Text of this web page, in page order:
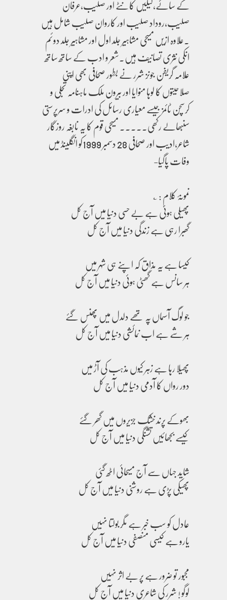
کے سائے،کیلیں کانٹے اور صلیب،عرفان
صلیب،روداد صلیب اور کاروان صلیب شامل ہیں
۔علاوہ ازیں مسیحی مشاہیر جلد اول اور مشاہیر جلد دوئم
انکی نثری تصانیف ہیں۔شعر و ادب کے ساتھ ساتھ
علامہ گریفن جونز شرر نے بطور صحافی بھی اپنی
صلاحیتوں کا لوہا منوایا اور بیرون ملک ماہنامہ تجلی و
کرسچن ٹائمز جیسے معیاری رسائل کی ادرات و سرپرستی
سنبھالے رکھی۔۔۔۔۔ مسیحی قوم کا یہ نابغہ روزگار
شاعر،ادیب اور صحافی 28 دسمبر 1999کو انگلینڈ میں
وفات پاگیا-
نمونۂ کلام : ؎
پھیلی ہوئی ہے بے حسی دنیا میں آج کل
گھبرا رہی ہے زندگی دنیا میں آج کل
کیسا ہے یہ مذاق کہ اپنے ہی شہر میں
ہر سانس ہے گھٹی ہوئی دنیا میں آج کل
جو لوگ آسماں پہ تھے دلدل میں پھنس گئے
ہر شے ہے اب نمائشی دنیا میں آج کل
پھیلا رہا ہے زہر کیوں مذہب کی آڑ میں
دور رواں کا آدمی دنیا میں آج کل
بھوکے پرند خشک جزیروں میں گھر گئے
کیسے بجھائیں تشنگی دنیا میں آج کل
شاید جہاں سے آج مسیحائی اٹھ گئی
پھیکی پڑی ہے روشنی دنیا میں آج کل
عادل کو سب خبر ہے مگر بولتا نہیں
یارو ہے کیسی منصفی دنیا میں آج کل
مجبور تو ضرور ہے ⁦پر بے اثر نہیں
لوگو ! شرر کی شاعری دنیا میں آج کل